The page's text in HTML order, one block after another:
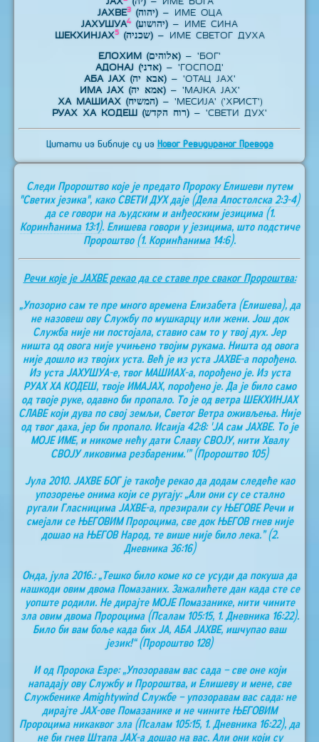
ЈАХВЕ3 (יהוה)– ИМЕ ОЦА
ЈАХУШУА4 (יהושוע)– ИМЕ СИНА
ШЕКХИНЈАХ5 (שכניה)– ИМЕ СВЕТОГ ДУХА
ЕЛОХИМ (אלוהים)– 'БОГ'
АДОНАЈ (אדני)– 'ГОСПОД'
АБА ЈАХ (אבא יה)– 'ОТАЦ ЈАХ'
ИМА ЈАХ (אמא יה)– 'МАЈКА ЈАХ'
ХА МАШИАХ (המשיח)– 'МЕСИЈА' ('ХРИСТ')
РУАХ ХА КОДЕШ (רוח הקדש)– 'СВЕТИ ДУХ'
Цитати из Библије су из Новог Ревидираног Превода
Следи Пророштво које је предато Пророку Елишеви путем
"Светих језика", како СВЕТИ ДУХ даје (Дела Апостолска 2:3-4)
да се говори на људским и анђеоским језицима (1.
Коринћанима 13:1). Елишева говори у језицима, што подстиче
Пророштво (1. Коринћанима 14:6).
Речи које је ЈАХВЕ рекао да се ставе пре сваког Пророштва:
„Упозорио сам те пре много времена Елизабета (Елишева), да
не назовеш ову Службу по мушкарцу или жени. Још док
Служба није ни постојала, ставио сам то у твој дух. Јер
ништа од овога није учињено твојим рукама. Ништа од овога
није дошло из твојих уста. Већ је из уста ЈАХВЕ-а порођено.
Из уста ЈАХУШУА-е, твог МАШИАХ-а, порођено је. Из уста
РУАХ ХА КОДЕШ, твоје ИМАЈАХ, порођено је. Да је било само
од твоје руке, одавно би пропало. То је од ветра ШЕКХИНЈАХ
СЛАВЕ који дува по свој земљи, Светог Ветра оживљења. Није
од твог даха, јер би пропало. Исаија 42:8: 'ЈА сам ЈАХВЕ. То је
МОЈЕ ИМЕ, и никоме нећу дати Славу СВОЈУ, нити Хвалу
СВОЈУ ликовима резбареним.'” (Пророштво 105)
Јула 2010. ЈАХВЕ БОГ је такође рекао да додам следеће као
упозорење онима који се ругају: „Али они су се стално
ругали Гласницима ЈАХВЕ-а, презирали су ЊЕГОВЕ Речи и
смејали се ЊЕГОВИМ Пророцима, све док ЊЕГОВ гнев није
дошао на ЊЕГОВ Народ, те више није било лека.” (2.
Дневника 36:16)
Онда, јула 2016.: „Тешко било коме ко се усуди да покуша да
нашкоди овим двома Помазаних. Зажалићете дан када сте се
уопште родили. Не дирајте МОЈЕ Помазанике, нити чините
зла овим двома Пророцима (Псалам 105:15, 1. Дневника 16:22).
Било би вам боље када бих ЈА, АБА ЈАХВЕ, ишчупао ваш
језик!“ (Пророштво 128)
И од Пророка Езре: „Упозоравам вас сада – све оне који
нападају ову Службу и Пророштва, и Елишеву и мене, све
Службенике Аmightywind Службе – упозоравам вас сада: не
дирајте ЈАХ-ове Помазанике и не чините ЊЕГОВИМ
Пророцима никаквог зла (Псалам 105:15, 1. Дневника 16:22), да
не би гнев Штапа ЈАХ-а дошао на вас. Али они који су